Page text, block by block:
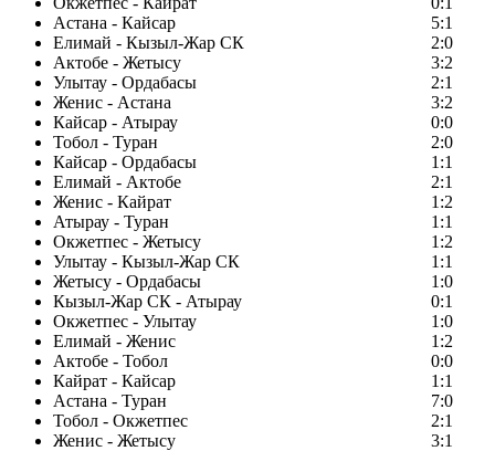
Астана - Кайсар
5:1
Елимай - Кызыл-Жар СК
2:0
Актобе - Жетысу
3:2
Улытау - Ордабасы
2:1
Женис - Астана
3:2
Кайсар - Атырау
0:0
Тобол - Туран
2:0
Кайсар - Ордабасы
1:1
Елимай - Актобе
2:1
Женис - Кайрат
1:2
Атырау - Туран
1:1
Окжетпес - Жетысу
1:2
Улытау - Кызыл-Жар СК
1:1
Жетысу - Ордабасы
1:0
Кызыл-Жар СК - Атырау
0:1
Окжетпес - Улытау
1:0
Елимай - Женис
1:2
Актобе - Тобол
0:0
Кайрат - Кайсар
1:1
Астана - Туран
7:0
Тобол - Окжетпес
2:1
Женис - Жетысу
3:1